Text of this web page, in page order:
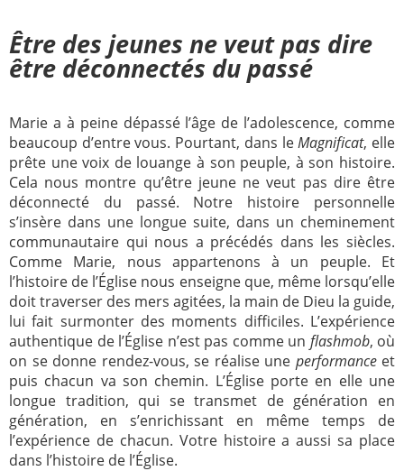
Être des jeunes ne veut pas dire
être déconnectés du passé
Marie a à peine dépassé l’âge de l’adolescence, comme
beaucoup d’entre vous. Pourtant, dans leMagnificat, elle
prête une voix de louange à son peuple, à son histoire.
Cela nous montre qu’être jeune ne veut pas dire être
déconnecté du passé. Notre histoire personnelle
s’insère dans une longue suite, dans un cheminement
communautaire qui nous a précédés dans les siècles.
Comme Marie, nous appartenons à un peuple. Et
l’histoire de l’Église nous enseigne que, même lorsqu’elle
doit traverser des mers agitées, la main de Dieu la guide,
lui fait surmonter des moments difficiles. L’expérience
authentique de l’Église n’est pas comme un flashmob, où
on se donne rendez-vous, se réalise une performanceet
puis chacun va son chemin. L’Église porte en elle une
longue tradition, qui se transmet de génération en
génération, en s’enrichissant en même temps de
l’expérience de chacun. Votre histoire a aussi sa place
dans l’histoire de l’Église.